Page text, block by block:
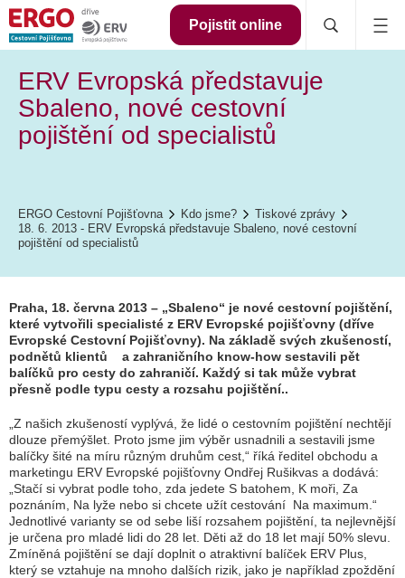
Pojistit online
ERV Evropská představuje
Sbaleno, nové cestovní
pojištění od specialistů
ERGO Cestovní Pojišťovna Kdo jsme?
Tiskové zprávy
18. 6. 2013 - ERV Evropská představuje Sbaleno, nové cestovní
pojištění od specialistů
Praha, 18. června 2013 – „Sbaleno“ je nové cestovní pojištění,
které vytvořili specialisté z ERV Evropské pojišťovny (dříve
Evropské Cestovní Pojišťovny). Na základě svých zkušeností,
podnětů klientů a zahraničního know-how sestavili pět
balíčků pro cesty do zahraničí. Každý si tak může vybrat
přesně podle typu cesty a rozsahu pojištění..
Z našich zkušeností vyplývá, že lidé o cestovním pojištění nechtějí
dlouze přemýšlet. Proto jsme jim výběr usnadnili a sestavili jsme
balíčky šité na míru různým druhům cest,“ říká ředitel obchodu a
marketingu ERV Evropské pojišťovny Ondřej Rušikvas a dodává:
Stačí si vybrat podle toho, zda jedete S batohem, K moři, Za
poznáním, Na lyže nebo si chcete užít cestování Na maximum. “
Jednotlivé varianty se od sebe liší rozsahem pojištění, ta nejlevnější
je určena pro mladé lidi do 28 let. Děti až do 18 let mají 50% slevu.
Zmíněná pojištění se dají doplnit o atraktivní balíček ERV Plus,
který se vztahuje na mnoho dalších rizik, jako je například zpoždění